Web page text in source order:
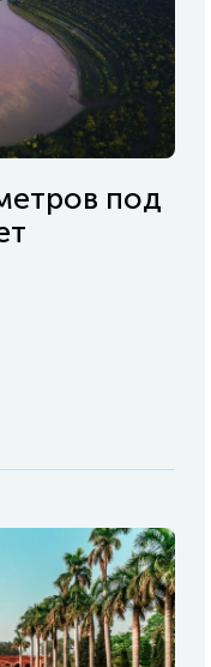
под